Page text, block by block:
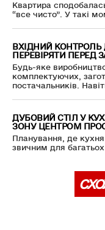
Квартира
“все чисто”. У такі
ВХІДНИЙ
ПЕРЕВІРЯТИ ПЕРЕД
Будь-яке
комплектуючих,
постачальників.
ДУБОВИЙ СТІЛ У
ЗОНУ ЦЕНТРОМ
Планування, де
звичним для